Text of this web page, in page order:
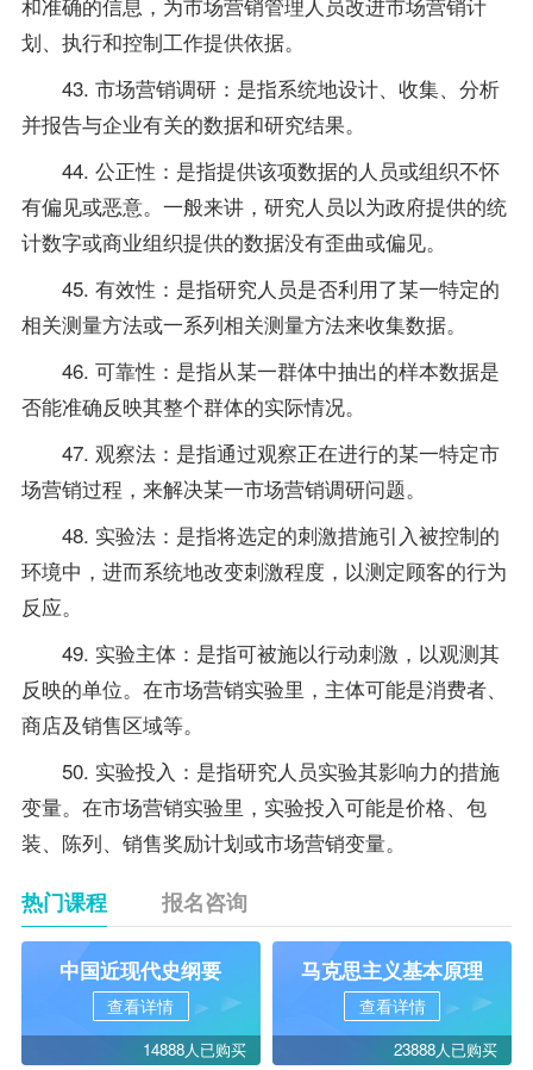
划、执行和控制工作提供依据。
43. 市场营销调研：是指系统地设计、收集、分析
并报告与企业有关的数据和研究结果。
44. 公正性：是指提供该项数据的人员或组织不怀
有偏见或恶意。一般来讲，研究人员以为政府提供的统
计数字或商业组织提供的数据没有歪曲或偏见。
45. 有效性：是指研究人员是否利用了某一特定的
相关测量方法或一系列相关测量方法来收集数据。
46. 可靠性：是指从某一群体中抽出的样本数据是
否能准确反映其整个群体的实际情况。
47. 观察法：是指通过观察正在进行的某一特定市
场营销过程，来解决某一市场营销调研问题。
48. 实验法：是指将选定的刺激措施引入被控制的
环境中，进而系统地改变刺激程度，以测定顾客的行为
反应。
49. 实验主体：是指可被施以行动刺激，以观测其
反映的单位。在市场营销实验里，主体可能是消费者、
商店及销售区域等。
50. 实验投入：是指研究人员实验其影响力的措施
变量。在市场营销实验里，实验投入可能是价格、包
装、陈列、销售奖励计划或市场营销变量。
热门课程 报名咨询
中国近现代史纲要
查看详情
14888人已购买
马克思主义基本原理
查看详情
23888人已购买